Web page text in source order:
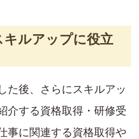
ルアップに役立
た後、さらにスキルアッ
介する資格取得・研修受
事に関連する資格取得や